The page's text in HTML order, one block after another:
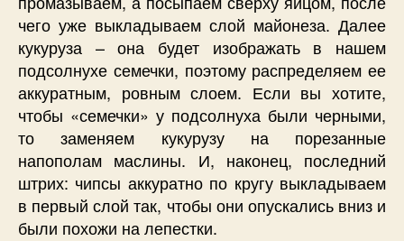
чего уже выкладываем слой майонеза. Далее
кукуруза – она будет изображать в нашем
подсолнухе семечки, поэтому распределяем ее
аккуратным, ровным слоем. Если вы хотите,
чтобы «семечки» у подсолнуха были черными,
то заменяем кукурузу на порезанные
напополам маслины. И, наконец, последний
штрих: чипсы аккуратно по кругу выкладываем
в первый слой так, чтобы они опускались вниз и
были похожи на лепестки.